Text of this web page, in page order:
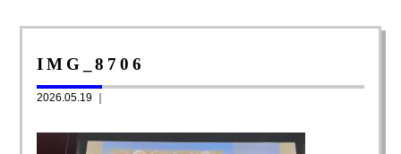
IMG_8706
2026.05.19 ｜